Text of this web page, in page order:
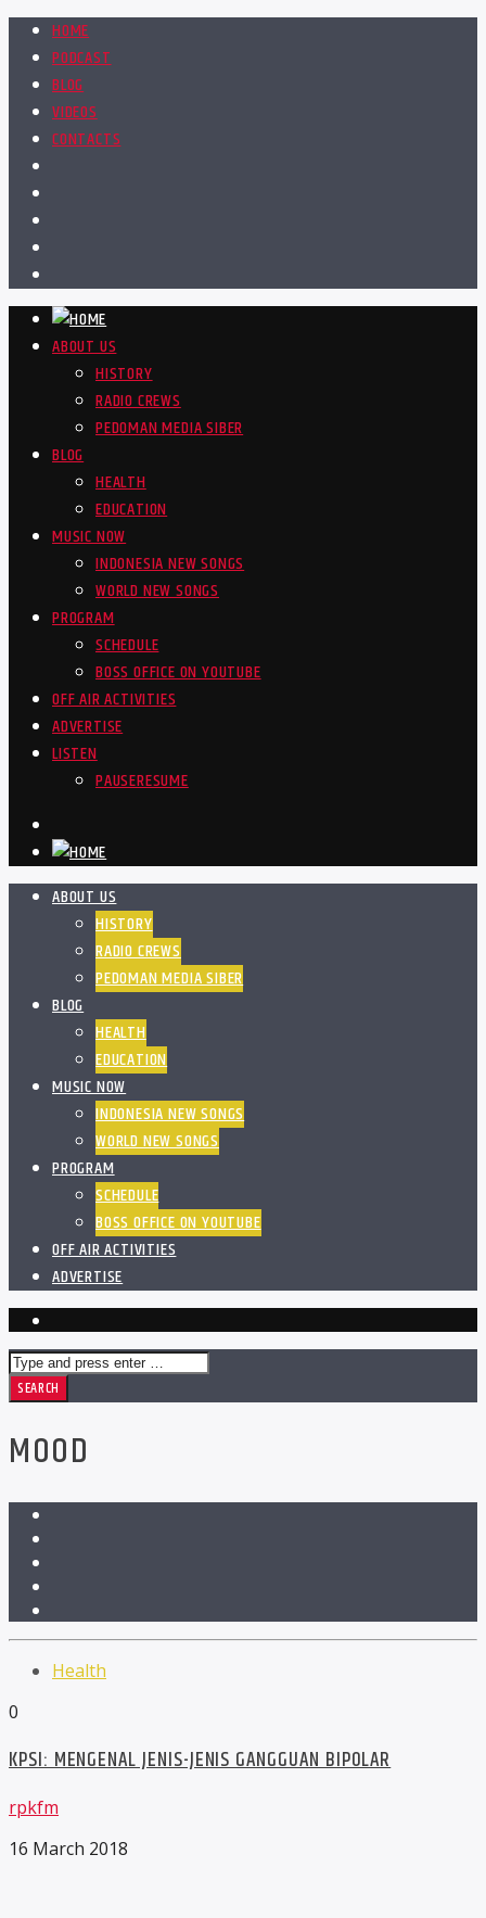
HOME
PODCAST
BLOG
VIDEOS
CONTACTS
ABOUT US
HISTORY
RADIO CREWS
PEDOMAN MEDIA SIBER
BLOG
HEALTH
EDUCATION
MUSIC NOW
INDONESIA NEW SONGS
WORLD NEW SONGS
PROGRAM
SCHEDULE
BOSS OFFICE ON YOUTUBE
OFF AIR ACTIVITIES
ADVERTISE
LISTEN
PAUSERESUME
ABOUT US
HISTORY
RADIO CREWS
PEDOMAN MEDIA SIBER
BLOG
HEALTH
EDUCATION
MUSIC NOW
INDONESIA NEW SONGS
WORLD NEW SONGS
PROGRAM
SCHEDULE
BOSS OFFICE ON YOUTUBE
OFF AIR ACTIVITIES
ADVERTISE
MOOD
Health
0
KPSI: MENGENAL JENIS-JENIS GANGGUAN BIPOLAR
rpkfm
16 March 2018